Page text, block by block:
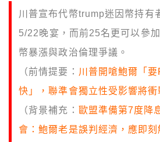
川普宣布代幣trump迷因幣持有
5/22晚宴，而前25名更可以參
幣暴漲與政治倫理爭議。
（前情提要： 川普開嗆鮑爾「
快」，聯準會獨立性受影響將衝
（背景補充： 歐盟準備第7度降
會：鮑爾老是誤判經濟，應即刻